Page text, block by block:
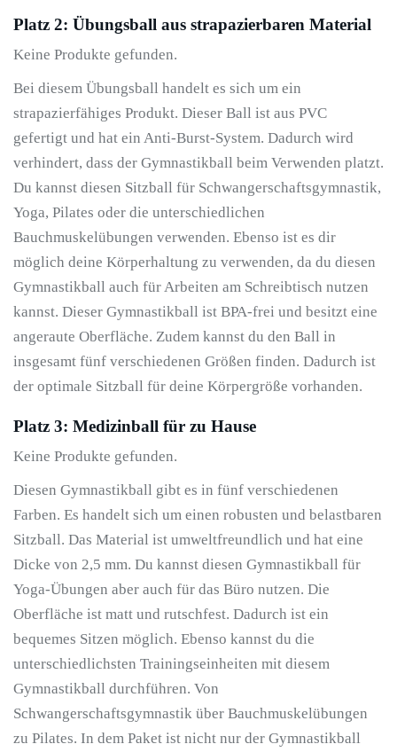
Platz 2: Übungsball aus strapazierbaren Material
Keine Produkte gefunden.
Bei diesem Übungsball handelt es sich um ein
strapazierfähiges Produkt. Dieser Ball ist aus PVC
gefertigt und hat ein Anti-Burst-System. Dadurch wird
verhindert, dass der Gymnastikball beim Verwenden platzt.
Du kannst diesen Sitzball für Schwangerschaftsgymnastik,
Yoga, Pilates oder die unterschiedlichen
Bauchmuskelübungen verwenden. Ebenso ist es dir
möglich deine Körperhaltung zu verwenden, da du diesen
Gymnastikball auch für Arbeiten am Schreibtisch nutzen
kannst. Dieser Gymnastikball ist BPA-frei und besitzt eine
angeraute Oberfläche. Zudem kannst du den Ball in
insgesamt fünf verschiedenen Größen finden. Dadurch ist
der optimale Sitzball für deine Körpergröße vorhanden.
Platz 3: Medizinball für zu Hause
Keine Produkte gefunden.
Diesen Gymnastikball gibt es in fünf verschiedenen
Farben. Es handelt sich um einen robusten und belastbaren
Sitzball. Das Material ist umweltfreundlich und hat eine
Dicke von 2,5 mm. Du kannst diesen Gymnastikball für
Yoga-Übungen aber auch für das Büro nutzen. Die
Oberfläche ist matt und rutschfest. Dadurch ist ein
bequemes Sitzen möglich. Ebenso kannst du die
unterschiedlichsten Trainingseinheiten mit diesem
Gymnastikball durchführen. Von
Schwangerschaftsgymnastik über Bauchmuskelübungen
zu Pilates. In dem Paket ist nicht nur der Gymnastikball